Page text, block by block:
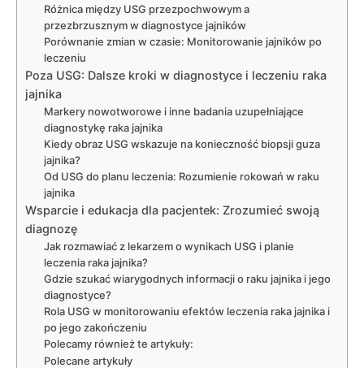
Różnica między USG przezpochwowym a
przezbrzusznym w diagnostyce jajników
Porównanie zmian w czasie: Monitorowanie jajników po
leczeniu
Poza USG: Dalsze kroki w diagnostyce i leczeniu raka
jajnika
Markery nowotworowe i inne badania uzupełniające
diagnostykę raka jajnika
Kiedy obraz USG wskazuje na konieczność biopsji guza
jajnika?
Od USG do planu leczenia: Rozumienie rokowań w raku
jajnika
Wsparcie i edukacja dla pacjentek: Zrozumieć swoją
diagnozę
Jak rozmawiać z lekarzem o wynikach USG i planie
leczenia raka jajnika?
Gdzie szukać wiarygodnych informacji o raku jajnika i jego
diagnostyce?
Rola USG w monitorowaniu efektów leczenia raka jajnika i
po jego zakończeniu
Polecamy również te artykuły:
Polecane artykuły